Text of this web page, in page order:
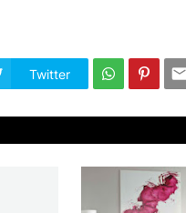
Twitter